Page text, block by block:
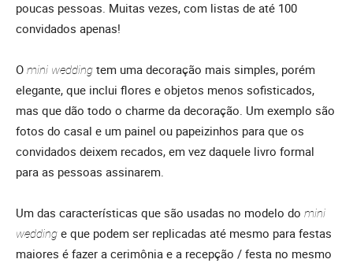
poucas pessoas. Muitas vezes, com listas de até 100
convidados apenas!
O mini wedding tem uma decoração mais simples, porém
elegante, que inclui flores e objetos menos sofisticados,
mas que dão todo o charme da decoração. Um exemplo são
fotos do casal e um painel ou papeizinhos para que os
convidados deixem recados, em vez daquele livro formal
para as pessoas assinarem.
Um das características que são usadas no modelo do mini
wedding e que podem ser replicadas até mesmo para festas
maiores é fazer a cerimônia e a recepção / festa no mesmo